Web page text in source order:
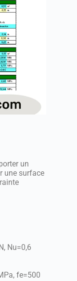
un
une surface
, Nu=0,6
a, fe=500